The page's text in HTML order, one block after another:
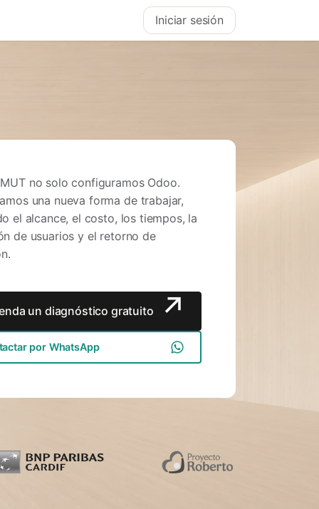
Iniciar sesión
no solo configuramos Odoo.
una nueva forma de trabajar,
el alcance, el costo, los tiempos, la
de usuarios y el retorno de
un diagnóstico gratuito
por WhatsApp